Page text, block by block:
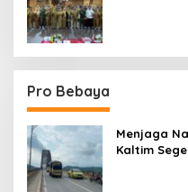
Pro Bebaya
Menjaga
Kaltim